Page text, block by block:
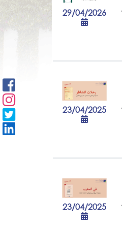
29/04/2026
23/04/2025
23/04/2025